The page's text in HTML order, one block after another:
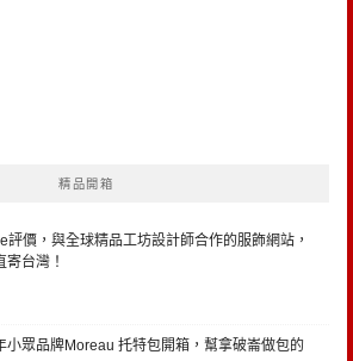
精品開箱
評價，與全球精品工坊設計師合作的服飾網站，
寄台灣！
小眾品牌Moreau 托特包開箱，幫拿破崙做包的